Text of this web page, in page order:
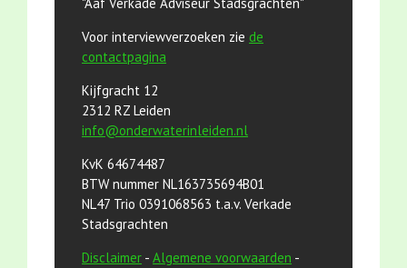
"Aaf Verkade Adviseur Stadsgrachten"
Voor interviewverzoeken zie de
contactpagina
Kijfgracht 12
2312 RZ Leiden
info@onderwaterinleiden.nl
KvK 64674487
BTW nummer NL163735694B01
NL47 Trio 0391068563 t.a.v. Verkade
Stadsgrachten
Disclaimer - Algemene voorwaarden -